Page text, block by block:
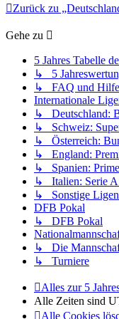
Zurück zu
Gehe zu
5 Jahres Tabelle
↳ 5
↳ FAQ und
Internationale
↳ Deutschland:
↳ Schweiz:
↳ Österreich:
↳ England:
↳ Spanien:
↳ Italien: Serie A
↳ Sonstige Ligen
DFB Pokal
↳ DFB Pokal
↳ Die
↳ Turniere
Alles zur 5
Alle Zeiten sind
Alle Cookies